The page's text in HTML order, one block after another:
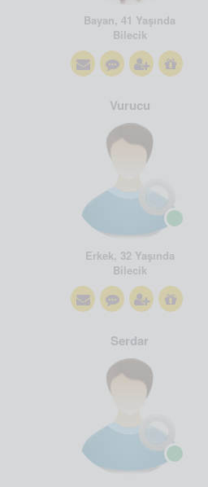
Bayan, 41 Yaşında
Bilecik
Vurucu
Erkek, 32 Yaşında
Bilecik
Serdar